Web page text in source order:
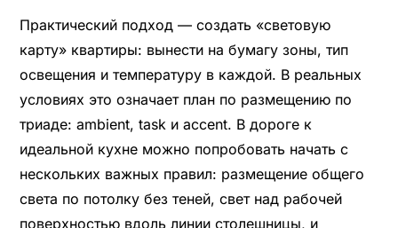
Практический подход — создать «световую
карту» квартиры: вынести на бумагу зоны, тип
освещения и температуру в каждой. В реальных
условиях это означает план по размещению по
триаде: ambient, task и accent. В дороге к
идеальной кухне можно попробовать начать с
нескольких важных правил: размещение общего
света по потолку без теней, свет над рабочей
поверхностью вдоль линии столешницы, и